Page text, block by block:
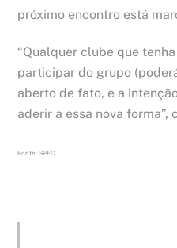
próximo encontro está
“Qualquer clube que
participar do grupo
aberto de fato, e a
aderir a essa nova forma”,
Fonte: SPFC